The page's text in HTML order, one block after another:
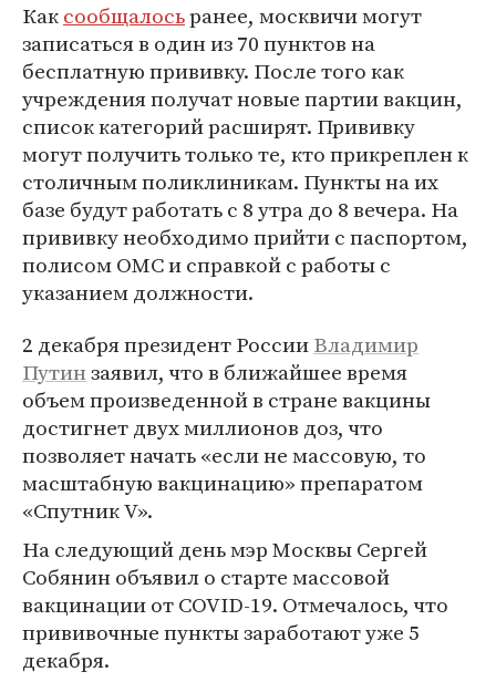
Каксообщалосьранее, москвичи могут
записаться в один из 70 пунктов на
бесплатную прививку. После того как
учреждения получат новые партии вакцин,
список категорий расширят. Прививку
могут получить только те, кто прикреплен к
столичным поликлиникам. Пункты на их
базе будут работать с 8 утра до 8 вечера. На
прививку необходимо прийти с паспортом,
полисом ОМС и справкой с работы с
указанием должности.
2 декабря президент РоссииВладимир
Путинзаявил, что в ближайшее время
объем произведенной в стране вакцины
достигнет двух миллионов доз, что
позволяет начать «если не массовую, то
масштабную вакцинацию» препаратом
«Спутник V».
На следующий день мэр Москвы Сергей
Собянин объявил о старте массовой
вакцинации от COVID-19. Отмечалось, что
прививочные пункты заработают уже 5
декабря.